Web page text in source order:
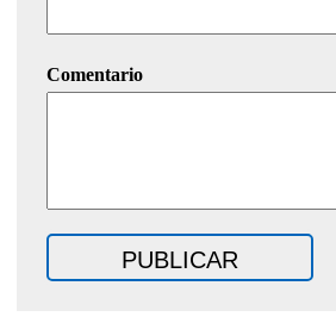
Comentario